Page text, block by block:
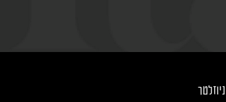
ניוזלטר